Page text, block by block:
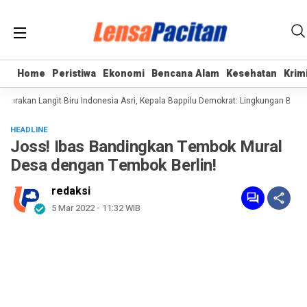
Home Peristiwa Ekonomi Bencana Alam Kesehatan
Home Peristiwa Ekonomi Bencana Alam Kesehatan
Langit Biru Indonesia Asri, Kepala Bappilu Demokrat: Lingkungan Bersih
HEADLINE
Joss! Ibas Bandingkan Tembok Mural
Desa dengan Tembok Berlin!
redaksi
5 Mar 2022 - 11:32 WIB